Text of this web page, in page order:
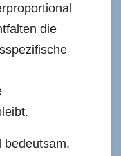
die
bedeutsam,